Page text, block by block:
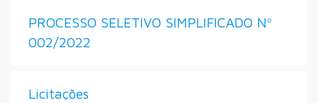
PROCESSO SELETIVO SIMPLIFICADO Nº
002/2022
Licitações